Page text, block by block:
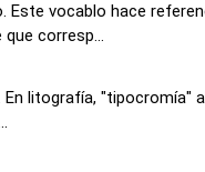
Este vocablo hace
corresp...
litografía, "tipocromía"